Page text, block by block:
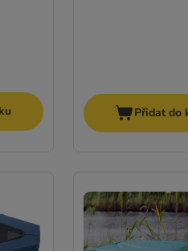
Přidat do